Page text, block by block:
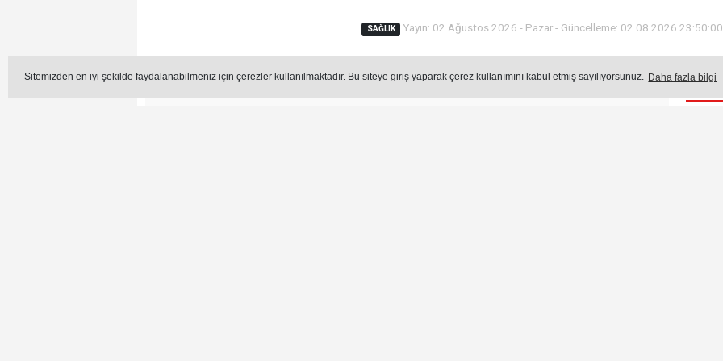
Sitemizden en iyi şekilde faydalanabilmeniz için çerezler kullanılmaktadır. Bu siteye giriş yaparak çerez kullanımını kabul etmiş sayılıyorsunuz. Daha fazla bilgi
SAĞLIK Yayın: 02 Ağustos 2026 - Pazar - Güncelleme: 02.08.2026 23:50:00